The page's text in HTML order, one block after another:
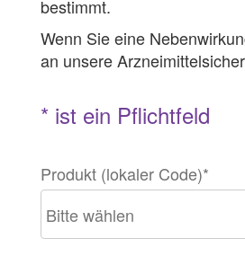
bestimmt.
Wenn Sie eine
an unsere
* ist ein Pflichtfeld
Produkt (lokaler Code)*